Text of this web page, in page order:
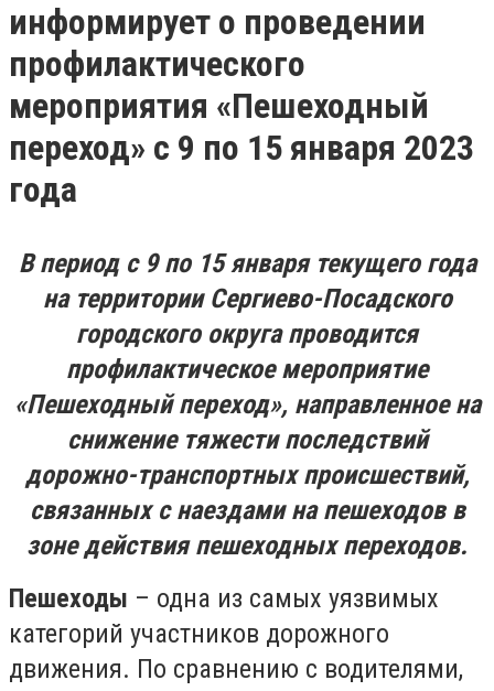
информирует о проведении
профилактического
мероприятия «Пешеходный
переход» с 9 по 15 января 2023
года
В период с 9 по 15 января текущего года
на территории Сергиево-Посадского
городского округа проводится
профилактическое мероприятие
«Пешеходный переход», направленное на
снижение тяжести последствий
дорожно-транспортных происшествий,
связанных с наездами на пешеходов в
зоне действия пешеходных переходов.
Пешеходы – одна из самых уязвимых
категорий участников дорожного
движения. По сравнению с водителями,